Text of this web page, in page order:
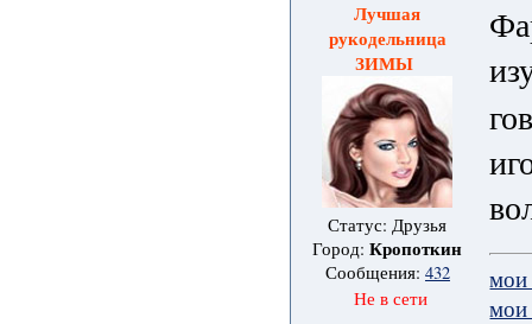
Лучшая
рукодельница
ЗИМЫ
Статус: Друзья
Город:Кропоткин
Сообщения: 432
Не в сети
мои
мои